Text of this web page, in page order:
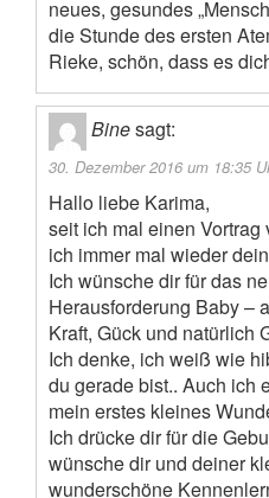
neues, gesundes
die Stunde des ersten
Rieke, schön, dass es
Binesagt:
30. Dezember 2016 um 18:35
Hallo liebe Karima,
seit ich mal einen
ich immer mal wieder
Ich wünsche dir für das
Herausforderung Baby –
Kraft, Gück und natürlich
Ich denke, ich weiß wie
du gerade bist.. Auch ich
mein erstes kleines
Ich drücke dir für die
wünsche dir und deiner
wunderschöne